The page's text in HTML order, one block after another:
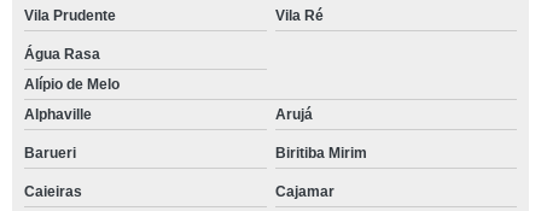
Vila Prudente Vila Ré
Água Rasa
Alípio de Melo
Alphaville
Arujá
Barueri Biritiba Mirim
Caieiras Cajamar